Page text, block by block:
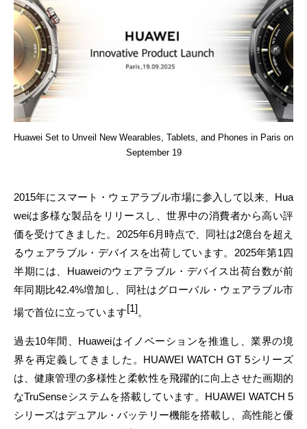
Huawei Set to Unveil New Wearables, Tablets, and Phones in Paris on
September 19
2015年にスマート・ウェアラブル市場に参入して以来、Hua
weiは多様な製品をリリースし、世界中の消費者から高い評
価を受けてきました。2025年6月時点で、同社は2億台を超え
るウェアラブル・デバイスを出荷しています。2025年第1四
半期には、Huaweiのウェアラブル・デバイス出荷台数が前
年同期比42.4%増加し、同社はグローバル・ウェアラブル市
場で首位に立っています[1]。
過去10年間、Huaweiはイノベーションを推進し、業界の境
界を再定義してきました。HUAWEI WATCH GT 5シリーズ
は、健康管理の多様性と柔軟性を飛躍的に向上させた画期的
なTruSenseシステムを搭載しています。HUAWEI WATCH 5
シリーズはデュアル・バッテリー機能を搭載し、高性能と優